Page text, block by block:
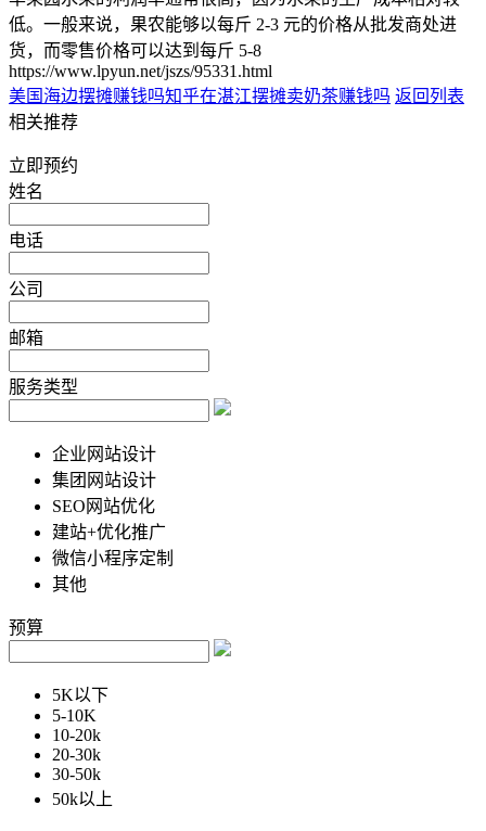
低。一般来说，果农能够以每斤 2-3 元的价格从批发商处进
货，而零售价格可以达到每斤 5-8
https://www.lpyun.net/jszs/95331.html
美国海边摆摊赚钱吗知乎在湛江摆摊卖奶茶赚钱吗 返回列表
相关推荐
立即预约
姓名
电话
公司
邮箱
服务类型
企业网站设计
集团网站设计
SEO网站优化
建站+优化推广
微信小程序定制
其他
预算
5K以下
5-10K
10-20k
20-30k
30-50k
50k以上